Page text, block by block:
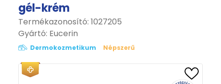
gél-krém
Termékazonosító: 1027205
Gyártó: Eucerin
Dermokozmetikum Népszerű